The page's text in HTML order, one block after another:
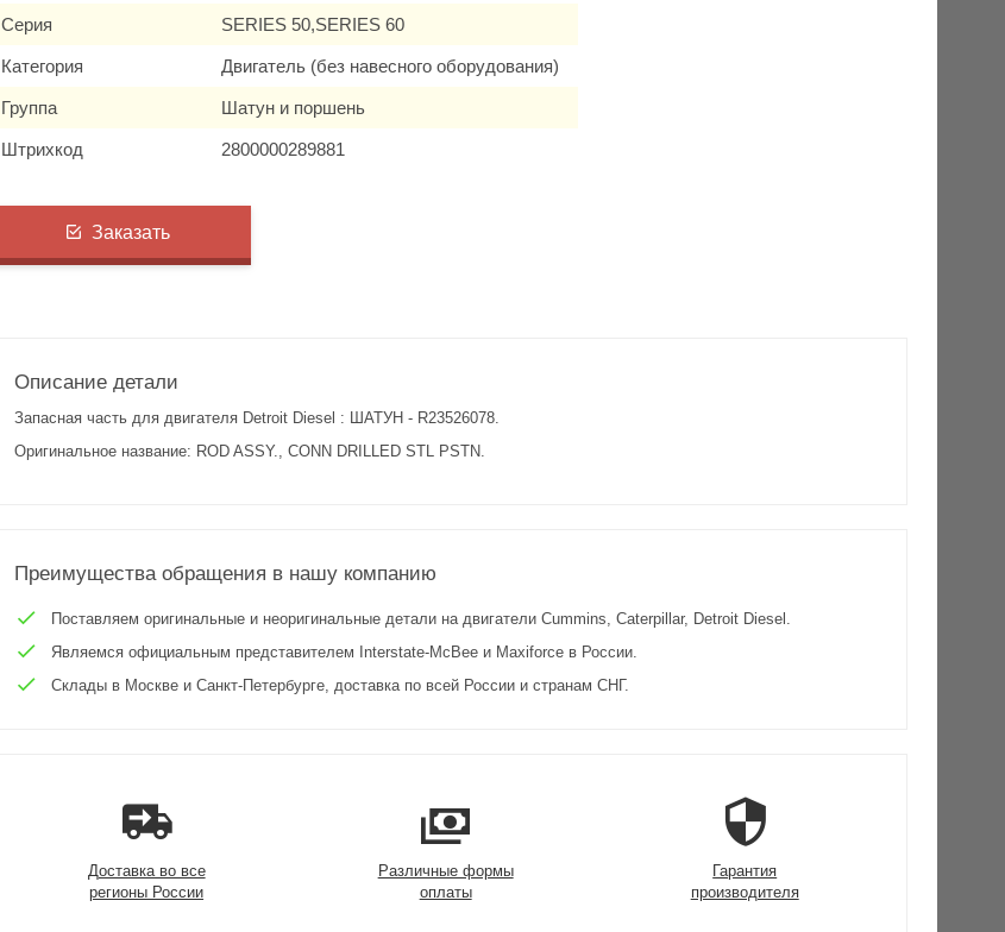
Серия SERIES 50,SERIES 60
Категория Двигатель (без навесного оборудования)
Группа Шатун и поршень
Штрихкод 2800000289881
Заказать
Описание детали
Запасная часть для двигателя Detroit Diesel : ШАТУН - R23526078.
Оригинальное название: ROD ASSY., CONN DRILLED STL PSTN.
Преимущества обращения в нашу компанию
Поставляем оригинальные и неоригинальные детали на двигатели Cummins, Caterpillar, Detroit Diesel.
Являемся официальным представителем Interstate-McBee и Maxiforce в России.
Склады в Москве и Санкт-Петербурге, доставка по всей России и странам СНГ.
Доставка во все
регионы России
Различные формы
оплаты
Гарантия
производителя